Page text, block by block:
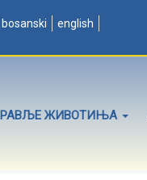
bosanski english
ЖИВОТИЊА